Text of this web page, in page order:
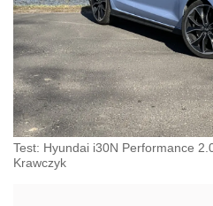
Test: Hyundai i30N Performance
Krawczyk